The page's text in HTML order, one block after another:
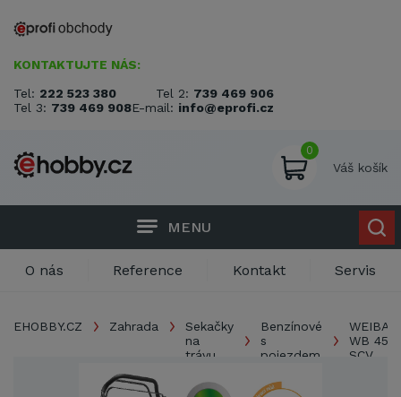
KONTAKTUJTE NÁS:
Tel: 222 523 380 Tel 2: 739 469 906
Tel 3: 739 469 908E-mail: info@eprofi.cz
0
Váš košík
MENU
O nás Reference Kontakt Servis
EHOBBY.CZ Zahrada
Sekačky
na
trávu
Benzínové
s
pojezdem
WB 455
SCV